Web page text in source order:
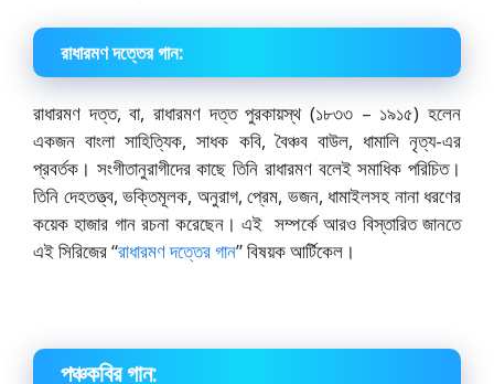
রাধারমণ দত্তের গান:
রাধারমণ দত্ত, বা, রাধারমণ দত্ত পুরকায়স্থ (১৮৩৩ – ১৯১৫) হলেন
একজন বাংলা সাহিত্যিক, সাধক কবি, বৈঞ্চব বাউল, ধামালি নৃত্য-এর
প্রবর্তক। সংগীতানুরাগীদের কাছে তিনি রাধারমণ বলেই সমাধিক পরিচিত।
তিনি দেহতত্ত্ব, ভক্তিমূলক, অনুরাগ, প্রেম, ভজন, ধামাইলসহ নানা ধরণের
কয়েক হাজার গান রচনা করেছেন। এই সম্পর্কে আরও বিস্তারিত জানতে
এই সিরিজের “রাধারমণ দত্তের গান” বিষয়ক আর্টিকেল।
পঞ্চকবির গান: